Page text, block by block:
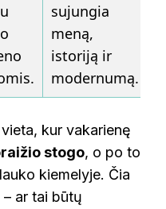
sujungia
meną,
istoriją ir
modernumą.
kur vakarienę
stogo, o po to
kiemelyje. Čia
ar tai būtų